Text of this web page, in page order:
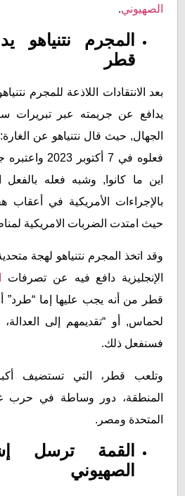
الصهيوني.
المجرم نتنياهو
قطر
بعد الانتقادات اللاذعة للمجرم
يدافع عن جريمته عبر تبريرات
الجهال, حيث قال نتنياهو عن
فعلوه في 7
اين ما كانوا, وشبه فعله بالفعل
حيث امتدت الضربات الامريكية
وقد اتخذ المجرم نتنياهو لهجة
الإنجليزية دافع فيه عن تصرفات
قطر من أنه يجب عليها إما “طرد”
لحماس, أو “تقديمهم إلى العدالة،
فسنفعل ذلك.
وتلعب قطر، التي تستضيف
المنطقة، دور وساطة في حرب
المتحدة ومصر.
القمة ترسل
الصهيوني